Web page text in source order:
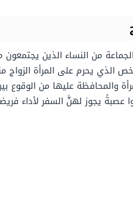
من النساء الذين
يحرم على المرأة الزواج
والمحافظة عليها من الوقوع
عصبةً يجوز لهنَّ السفر لأداء